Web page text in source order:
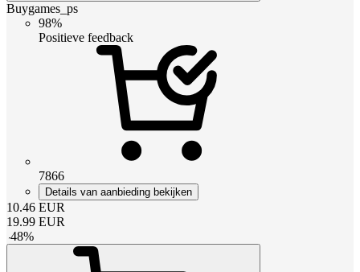
Buygames_ps
98%
Positieve feedback
7866
Details van aanbieding bekijken
10.46 EUR
19.99 EUR
-48%